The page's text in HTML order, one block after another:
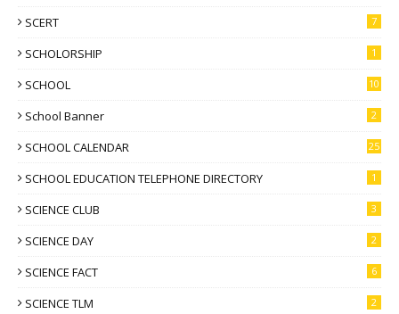
SCERT 7
SCHOLORSHIP 1
SCHOOL 10
School Banner 2
SCHOOL CALENDAR 25
SCHOOL EDUCATION TELEPHONE DIRECTORY 1
SCIENCE CLUB 3
SCIENCE DAY 2
SCIENCE FACT 6
SCIENCE TLM 2